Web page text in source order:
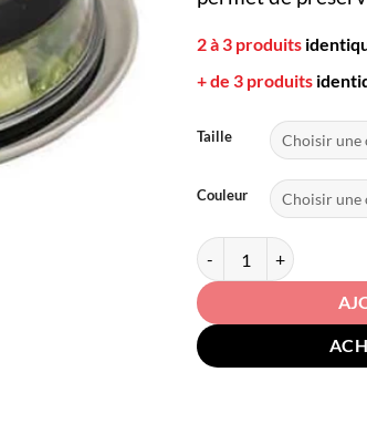
2 à 3 produits
+ de 3 produits
Taille
Couleur
quantité de Cloche de